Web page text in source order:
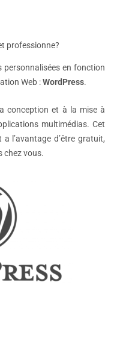
professionne?
en fonction
Web :WordPress.
conception et à la mise à
multimédias. Cet
l’avantage d’être gratuit,
chez vous.